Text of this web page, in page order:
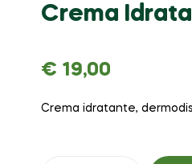
Crema
€ 19,00
Crema idratante,